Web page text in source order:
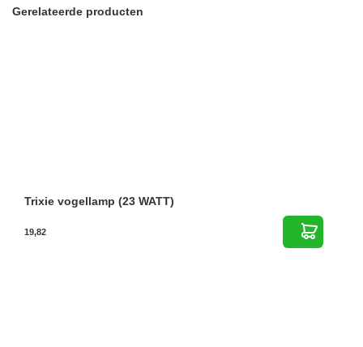
Gerelateerde producten
Trixie vogellamp (23 WATT)
19,82